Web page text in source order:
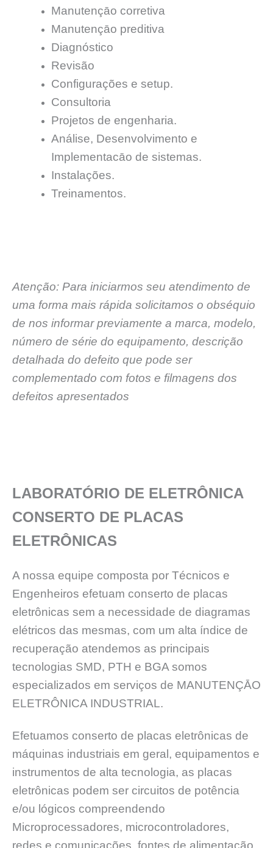
Manutençāo corretiva
Manutençāo preditiva
Diagnóstico
Revisão
Configurações e setup.
Consultoria
Projetos de engenharia.
Análise, Desenvolvimento e
Implementacāo de sistemas.
Instalações.
Treinamentos.
Atenção: Para iniciarmos seu atendimento de
uma forma mais rápida solicitamos o obséquio
de nos informar previamente a marca, modelo,
número de série do equipamento, descrição
detalhada do defeito que pode ser
complementado com fotos e filmagens dos
defeitos apresentados
LABORATÓRIO DE ELETRÔNICA
CONSERTO DE PLACAS
ELETRÔNICAS
A nossa equipe composta por Técnicos e
Engenheiros efetuam conserto de placas
eletrônicas sem a necessidade de diagramas
elétricos das mesmas, com um alta índice de
recuperação atendemos as principais
tecnologias SMD, PTH e BGA somos
especializados em serviços de MANUTENÇĀO
ELETRÔNICA INDUSTRIAL.
Efetuamos conserto de placas eletrônicas de
máquinas industriais em geral, equipamentos e
instrumentos de alta tecnologia, as placas
eletrônicas podem ser circuitos de potência
e/ou lógicos compreendendo
Microprocessadores, microcontroladores,
redes e comunicações, fontes de alimentação